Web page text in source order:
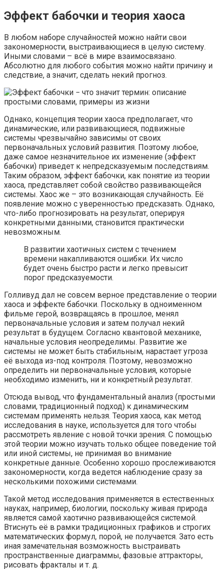
Эффект бабочки и теория хаоса
В любом наборе случайностей можно найти свои
закономерности, выстраивающиеся в целую систему.
Иными словами – всё в мире взаимосвязано.
Абсолютно для любого события можно найти причину и
следствие, а значит, сделать некий прогноз.
Однако, концепция теории хаоса предполагает, что
динамические, или развивающиеся, подвижные
системы чрезвычайно зависимы от своих
первоначальных условий развития. Поэтому любое,
даже самое незначительное их изменение (эффект
бабочки) приведет к непредсказуемым последствиям.
Таким образом, эффект бабочки, как понятие из теории
хаоса, представляет собой свойство развивающейся
системы. Хаос же – это возникающая случайность. Её
появление можно с уверенностью предсказать. Однако,
что-либо прогнозировать на результат, оперируя
конкретными данными, становится практически
невозможным.
В развитии хаотичных систем с течением
времени накапливаются ошибки. Их число
будет очень быстро расти и легко превысит
порог предсказуемости.
Голливуд дал не совсем верное представление о теории
хаоса и эффекте бабочки. Поскольку в одноименном
фильме герой, возвращаясь в прошлое, менял
первоначальные условия и затем получал некий
результат в будущем. Согласно квантовой механике,
начальные условия неопределимы. Развитие же
системы не может быть стабильным, нарастает угроза
её выхода из-под контроля. Поэтому, невозможно
определить ни первоначальные условия, которые
необходимо изменить, ни и конкретный результат.
Отсюда вывод, что фундаментальный анализ (простыми
словами, традиционный подход) к динамическим
системам применять нельзя. Теория хаоса, как метод
исследования в науке, используется для того чтобы
рассмотреть явление с новой точки зрения. С помощью
этой теории можно изучать только общее поведение той
или иной системы, не принимая во внимание
конкретные данные. Особенно хорошо прослеживаются
закономерности, когда ведется наблюдение сразу за
несколькими похожими системами.
Такой метод исследования применяется в естественных
науках, например, биологии, поскольку живая природа
является самой хаотично развивающейся системой.
Втиснуть её в рамки традиционных графиков и строгих
математических формул, порой, не получается. Зато есть
иная замечательная возможность выстраивать
пространственные диаграммы, фазовые аттракторы,
рисовать фракталы и т. д.